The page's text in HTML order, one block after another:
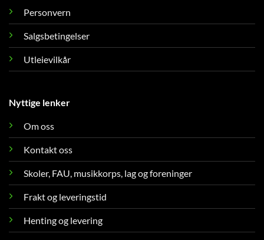
Personvern
Salgsbetingelser
Utleievilkår
Nyttige lenker
Om oss
Kontakt oss
Skoler, FAU, musikkorps, lag og foreninger
Frakt og leveringstid
Henting og levering